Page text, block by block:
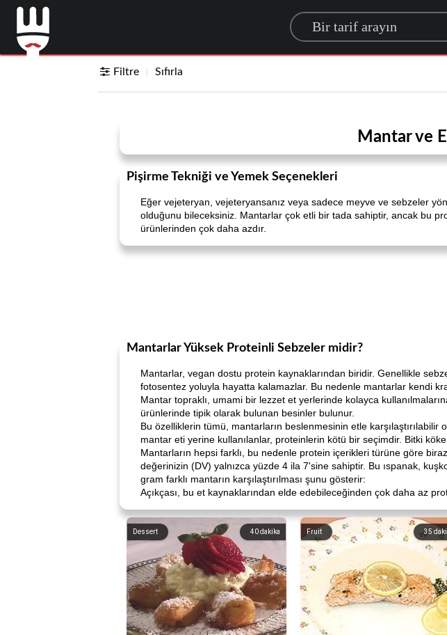
Search for a recipe
Filtre Sıfırla
Mantar ve
Pişirme Tekniği ve Yemek Seçenekleri
Eğer vejeteryan, vejeteryansanız veya sadece meyve ve sebzeler
olduğunu bileceksiniz. Mantarlar çok etli bir tada sahiptir, ancak bu
ürünlerinden çok daha azdır.
Mantarlar Yüksek Proteinli Sebzeler midir?
Mantarlar, vegan dostu protein kaynaklarından biridir. Genellikle
fotosentez yoluyla hayatta kalamazlar. Bu nedenle mantarlar kendi
Mantar topraklı, umami bir lezzet et yerlerinde kolayca
ürünlerinde tipik olarak bulunan besinler bulunur.
Bu özelliklerin tümü, mantarların beslenmesinin etle
mantar eti yerine kullanılanlar, proteinlerin kötü bir seçimdir. Bitki
Mantarların hepsi farklı, bu nedenle protein içerikleri türüne göre
değerinizin (DV) yalnızca yüzde 4 ila 7'sine sahiptir. Bu ıspanak,
gram farklı mantarın karşılaştırılması şunu gösterir:
Açıkçası, bu et kaynaklarından elde edebileceğinden çok daha az
40dakika
Dessert 35
Fruit